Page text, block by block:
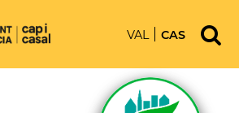
VAL CAS